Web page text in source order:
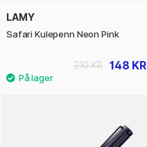
LAMY
Safari Kulepenn Neon Pink
148 KR
210 KR